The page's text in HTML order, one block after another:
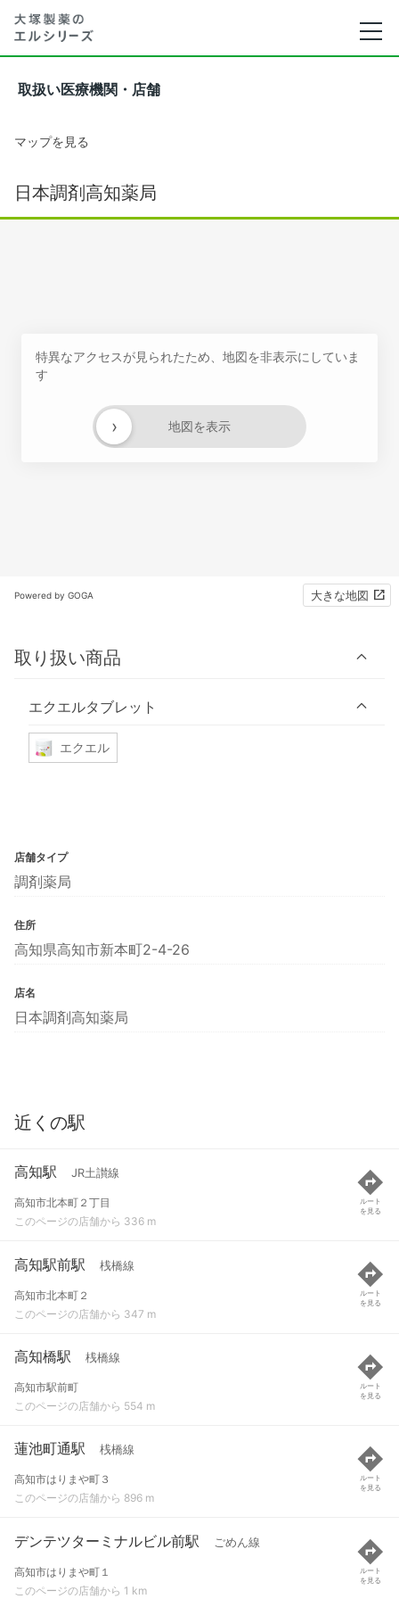
取扱い医療機関・店舗
マップを見る
日本調剤高知薬局
特異なアクセスが見られたため、地図を非表示にしていま
す
地図を表示
›
Powered by GOGA 大きな地図
取り扱い商品
エクエルタブレット
エクエル
店舗タイプ
調剤薬局
住所
高知県高知市新本町2-4-26
店名
日本調剤高知薬局
近くの駅
高知駅 JR土讃線
高知市北本町２丁目
このページの店舗から 336 m
ルート
を見る
高知駅前駅 桟橋線
高知市北本町２
このページの店舗から 347 m
ルート
を見る
高知橋駅 桟橋線
高知市駅前町
このページの店舗から 554 m
ルート
を見る
蓮池町通駅 桟橋線
高知市はりまや町３
このページの店舗から 896 m
ルート
を見る
デンテツターミナルビル前駅 ごめん線
高知市はりまや町１
このページの店舗から 1 km
ルート
を見る